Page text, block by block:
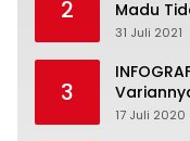
2
Madu
31 Juli 2021
3
17 Juli 2020